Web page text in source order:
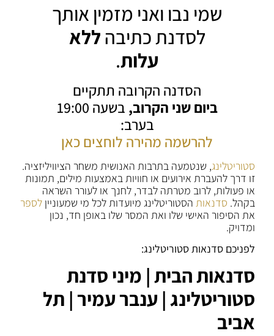
שמי נבו ואני מזמין אותך
לסדנת כתיבהללא
עלות.
הסדנה הקרובה תתקיים
ביום שני הקרוב,
בשעה 19:00
בערב:
להרשמה מהירה לוחצים כאן
סטוריטלינג, שנטמעה בתרבות האנושית משחר הציוויליזציה.
זו דרך להעברת אירועים או חוויות באמצעות מילים, תמונות
או פעולות, לרוב מטרתה לבדר, לחנך או לעורר השראה
בקהל. סדנאות הסטוריטלינג מיועדות לכל מי שמעונייןלספר
את הסיפור האישי שלו ואת המסר שלו באופן חד, נכון
ומדויק.
לפניכם סדנאות סטוריטלינג:
סדנאות הבית | מיני סדנת
סטוריטלינג | ענבר עמיר | תל
אביב